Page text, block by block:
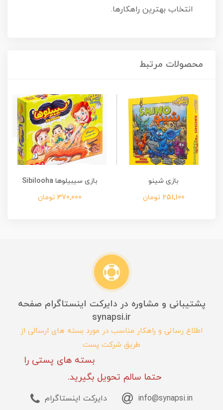
انتخاب بهترین راهکارها.
محصولات مرتبط
بازی شینو
251,100 تومان
بازی سیبیلوها Sibilooha
370,000 تومان
پشتیبانی و مشاوره در دایرکت اینستاگرام صفحه
synapsi.ir
اطلاع رسانی و راهکار مناسب در مورد بسته های ارسالی از
طریق شرکت پست
بسته های پستی را
حتما سالم تحویل بگیرید.
info@synapsi.in دایرکت اینستاگرام